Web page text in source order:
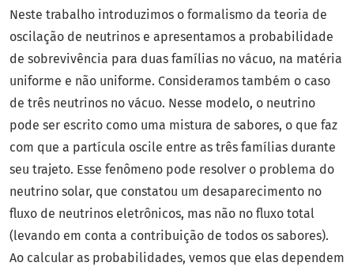
Neste trabalho introduzimos o formalismo da teoria de
oscilação de neutrinos e apresentamos a probabilidade
de sobrevivência para duas famílias no vácuo, na matéria
uniforme e não uniforme. Consideramos também o caso
de três neutrinos no vácuo. Nesse modelo, o neutrino
pode ser escrito como uma mistura de sabores, o que faz
com que a partícula oscile entre as três famílias durante
seu trajeto. Esse fenômeno pode resolver o problema do
neutrino solar, que constatou um desaparecimento no
fluxo de neutrinos eletrônicos, mas não no fluxo total
(levando em conta a contribuição de todos os sabores).
Ao calcular as probabilidades, vemos que elas dependem